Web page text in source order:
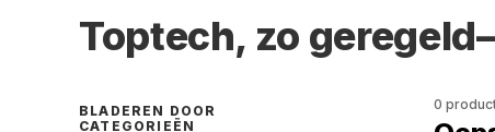
Toptech, zo
BLADEREN DOOR
CATEGORIEËN
0